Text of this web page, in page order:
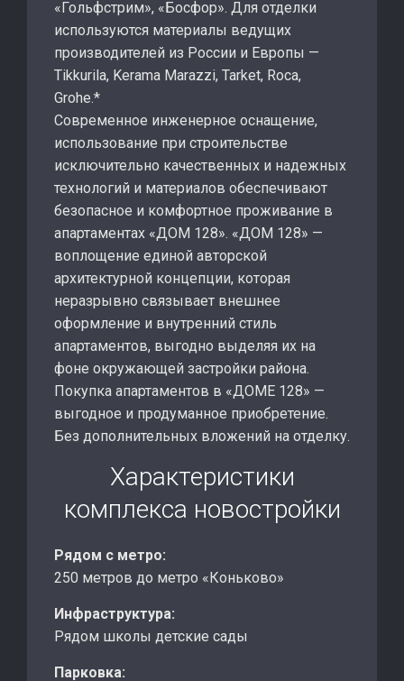
«Гольфстрим», «Босфор». Для отделки
используются материалы ведущих
производителей из России и Европы —
Tikkurila, Kerama Marazzi, Tarket, Roca,
Grohe.*
Современное инженерное оснащение,
использование при строительстве
исключительно качественных и надежных
технологий и материалов обеспечивают
безопасное и комфортное проживание в
апартаментах «ДОМ 128». «ДОМ 128» —
воплощение единой авторской
архитектурной концепции, которая
неразрывно связывает внешнее
оформление и внутренний стиль
апартаментов, выгодно выделяя их на
фоне окружающей застройки района.
Покупка апартаментов в «ДОМЕ 128» —
выгодное и продуманное приобретение.
Без дополнительных вложений на отделку.
Характеристики
комплекса новостройки
Рядом с метро:
250 метров до метро «Коньково»
Инфраструктура:
Рядом школы детские сады
Парковка: